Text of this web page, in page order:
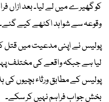
کو گھیرے میں لے لیا۔ بعد ازاں
وقوعہ سے شواہد اکٹھے کیے
پولیس نے اپنی مدعیت میں
لیا ہے جبکہ واقعے کی مختلف
پولیس کے مطابق ورثاء بچیوں
بخش جواب فراہم نہیں کر سکے۔